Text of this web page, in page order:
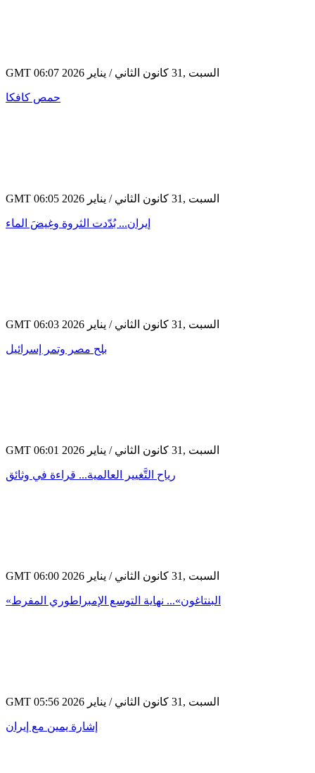
GMT 06:07 2026 السبت ,31 كانون الثاني / يناير
حمص كافكا
GMT 06:05 2026 السبت ,31 كانون الثاني / يناير
إيران... بُدّدت الثروة وغِيضَ الماء
GMT 06:03 2026 السبت ,31 كانون الثاني / يناير
بلح مصر وتمر إسرائيل
GMT 06:01 2026 السبت ,31 كانون الثاني / يناير
رياح التَّغيير العالمية... قراءة في وثائق
GMT 06:00 2026 السبت ,31 كانون الثاني / يناير
«البنتاغون»... نهاية التوسع الإمبراطوري المفرط
GMT 05:56 2026 السبت ,31 كانون الثاني / يناير
إشارة يمين مع إيران